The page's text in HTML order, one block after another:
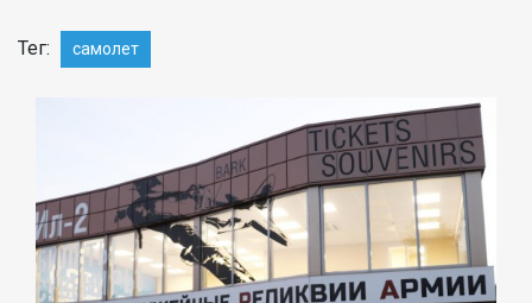
Тег: самолет